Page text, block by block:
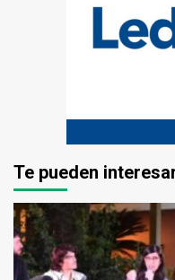
Te pueden